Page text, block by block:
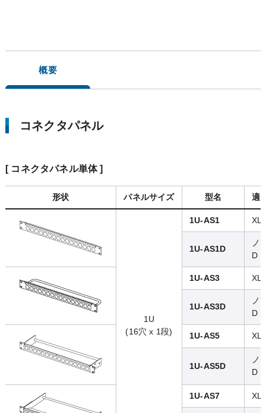
概要
コネクタパネル
[ コネクタパネル単体 ]
形状 パネルサイズ 型名 適
1U
(16穴 x 1段)
1U-AS1
1U-AS1D
ノ
D
1U-AS3
1U-AS3D
ノ
D
1U-AS5
1U-AS5D
ノ
D
1U-AS7